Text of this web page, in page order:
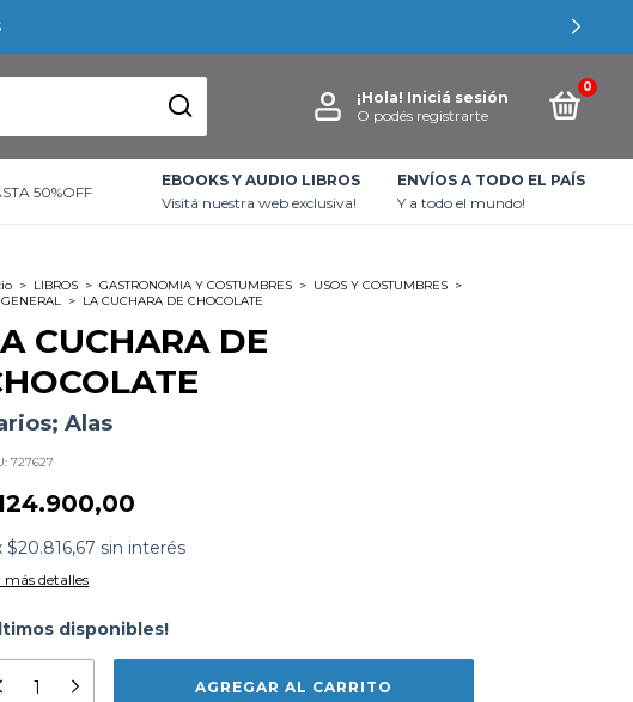
¡Hola! Iniciá sesión
O podés registrarte
0
50%OFF
EBOOKS Y AUDIO LIBROS
Visitá nuestra web exclusiva!
ENVÍOS A TODO EL PAÍS
Y a todo el mundo!
> LIBROS > GASTRONOMIA Y COSTUMBRES > USOS Y COSTUMBRES >
> LA CUCHARA DE CHOCOLATE
CUCHARA DE
Alas
727627
$20.816,67 sin interés
más detalles
disponibles!